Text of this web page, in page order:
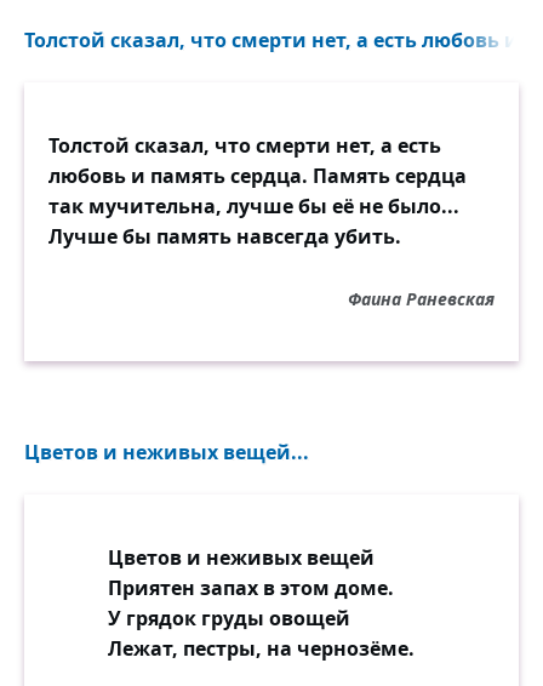
Толстой сказал, что смерти нет, а есть любовь и
Толстой сказал, что смерти нет, а есть
любовь и память сердца. Память сердца
так мучительна, лучше бы её не было...
Лучше бы память навсегда убить.
Фаина Раневская
Цветов и неживых вещей...
Цветов и неживых вещей
Приятен запах в этом доме.
У грядок груды овощей
Лежат, пестры, на чернозёме.